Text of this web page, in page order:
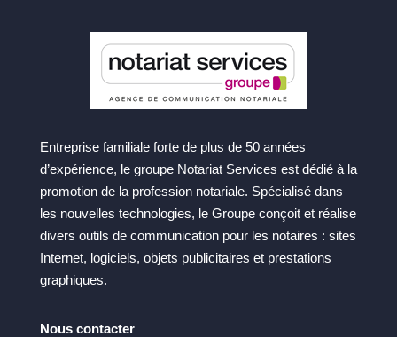
Entreprise familiale forte de plus de 50 années
d’expérience, le groupe Notariat Services est dédié à la
promotion de la profession notariale. Spécialisé dans
les nouvelles technologies, le Groupe conçoit et réalise
divers outils de communication pour les notaires : sites
Internet, logiciels, objets publicitaires et prestations
graphiques.
Nous contacter